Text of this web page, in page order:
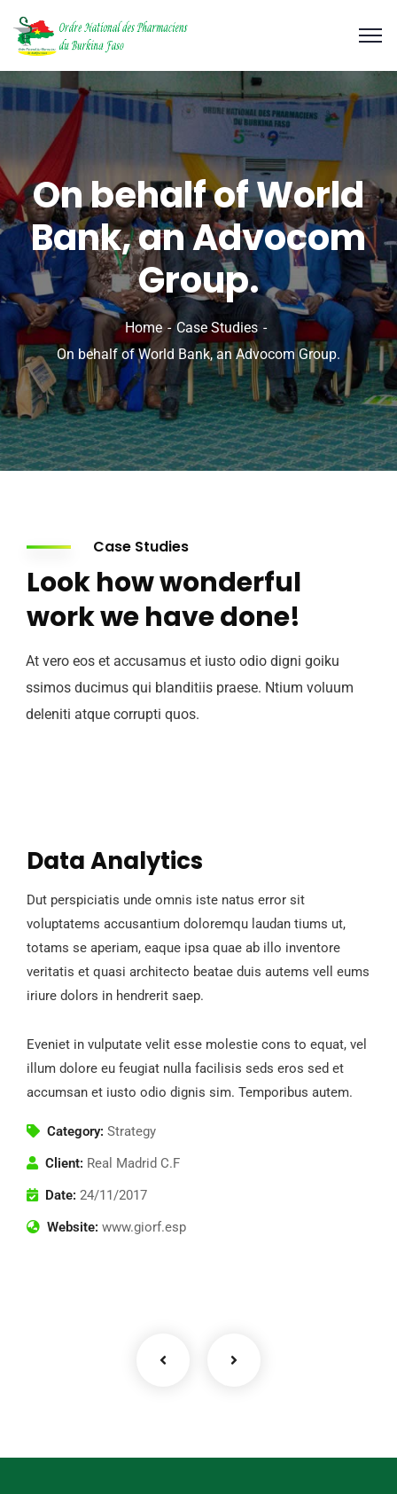
On behalf of World
Bank, an Advocom
Group.
Home
Case Studies
On behalf of World Bank, an Advocom Group.
Case Studies
Look how wonderful
work we have done!
At vero eos et accusamus et iusto odio digni goiku
ssimos ducimus qui blanditiis praese. Ntium voluum
deleniti atque corrupti quos.
Data Analytics
Dut perspiciatis unde omnis iste natus error sit
voluptatems accusantium doloremqu laudan tiums ut,
totams se aperiam, eaque ipsa quae ab illo inventore
veritatis et quasi architecto beatae duis autems vell eums
iriure dolors in hendrerit saep.
Eveniet in vulputate velit esse molestie cons to equat, vel
illum dolore eu feugiat nulla facilisis seds eros sed et
accumsan et iusto odio dignis sim. Temporibus autem.
Category: Strategy
Client: Real Madrid C.F
Date: 24/11/2017
Website: www.giorf.esp
Business Growth